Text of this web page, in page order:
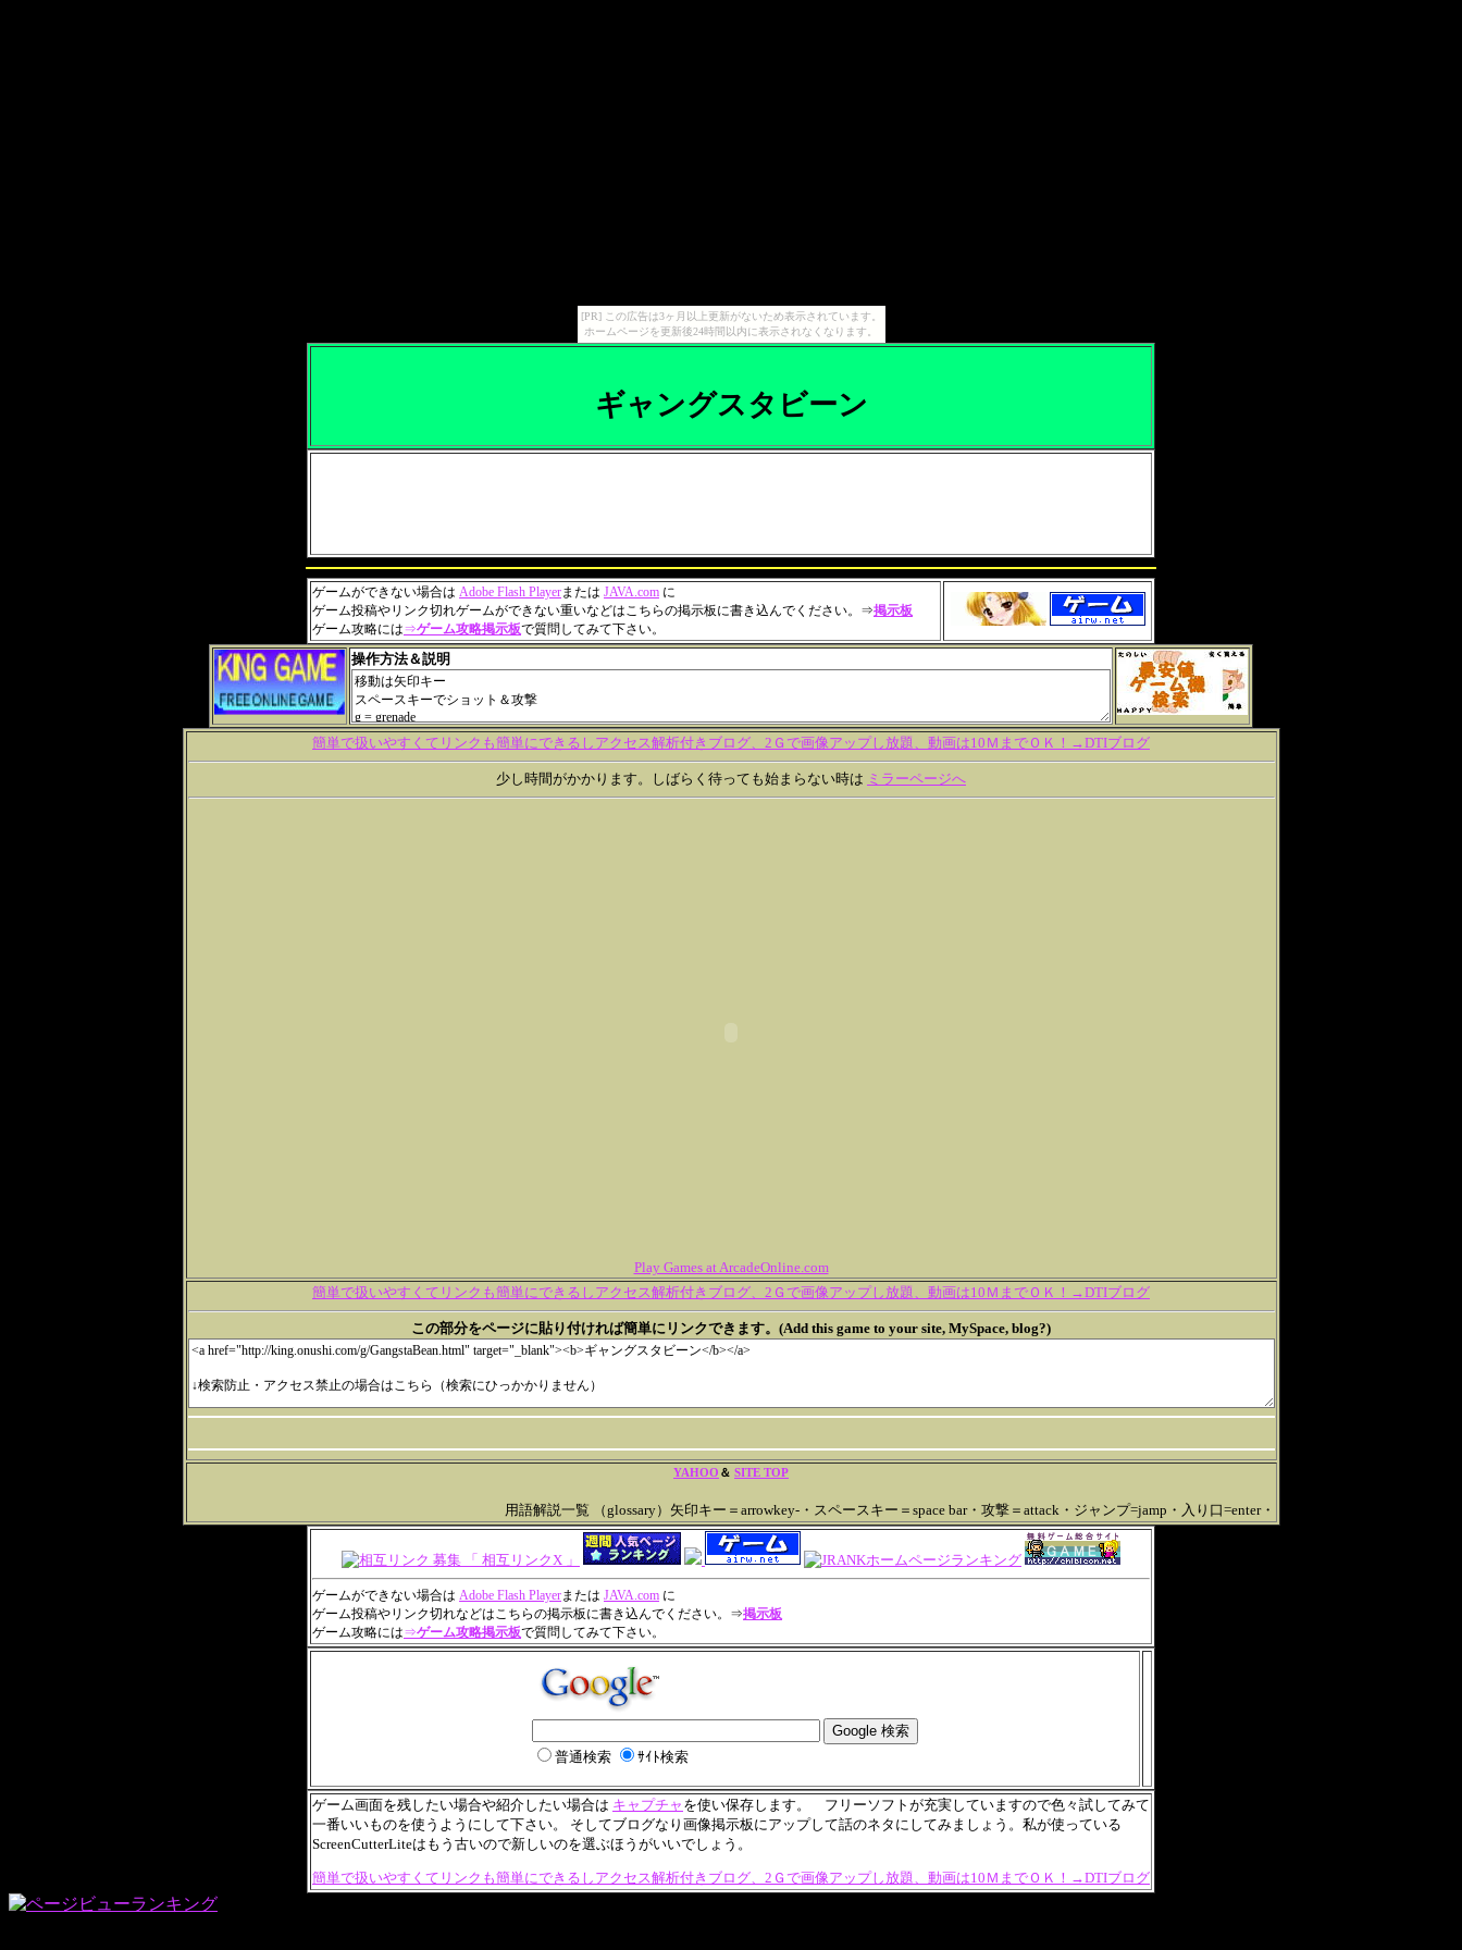
[PR] この広告は3ヶ月以上更新がないため表示されています。
ホームページを更新後24時間以内に表示されなくなります。
ギャングスタビーン
ゲームができない場合は Adobe Flash Playerまたは JAVA.com に
ゲーム投稿やリンク切れゲームができない重いなどはこちらの掲示板に書き込んでください。⇒掲示板
ゲーム攻略には⇒ゲーム攻略掲示板で質問してみて下さい。
操作方法＆説明
簡単で扱いやすくてリンクも簡単にできるしアクセス解析付きブログ、2Ｇで画像アップし放題、動画は10ＭまでＯＫ！→DTIブログ
少し時間がかかります。しばらく待っても始まらない時は ミラーページへ
Play Games at ArcadeOnline.com
簡単で扱いやすくてリンクも簡単にできるしアクセス解析付きブログ、2Ｇで画像アップし放題、動画は10ＭまでＯＫ！→DTIブログ
この部分をページに貼り付ければ簡単にリンクできます。(Add this game to your site, MySpace, blog?)
YAHOO ＆ SITE TOP
用語解説一覧 （glossary）矢印キー＝arrowkey-・スペースキー＝space bar・攻撃＝attack・ジャンプ=jamp・入り口=enter・
ゲームができない場合は Adobe Flash Playerまたは JAVA.com に
ゲーム投稿やリンク切れなどはこちらの掲示板に書き込んでください。⇒掲示板
ゲーム攻略には⇒ゲーム攻略掲示板で質問してみて下さい。
普通検索 ｻｲﾄ検索
ゲーム画面を残したい場合や紹介したい場合は キャプチャ を使い保存します。 フリーソフトが充実していますので色々試してみて
一番いいものを使うようにして下さい。 そしてブログなり画像掲示板にアップして話のネタにしてみましょう。私が使っている
ScreenCutterLiteはもう古いので新しいのを選ぶほうがいいでしょう。
簡単で扱いやすくてリンクも簡単にできるしアクセス解析付きブログ、2Ｇで画像アップし放題、動画は10ＭまでＯＫ！→DTIブログ